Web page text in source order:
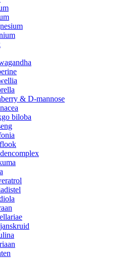
& D-mannose
biloba